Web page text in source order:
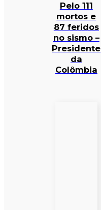
Pelo 111
mortos e
87 feridos
no sismo –
Presidente
da
Colômbia